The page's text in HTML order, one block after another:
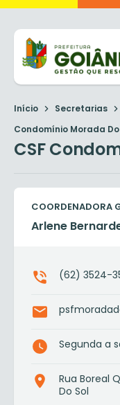
Início Secretarias
Condomínio Morada Do
CSF
COORDENADORA
Arlene
(62) 3524-
Segunda a
Rua Boreal
Do Sol